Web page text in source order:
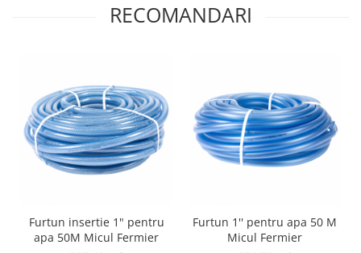
Pirostrii si accesorii pentru gatit
Prelungitoare & cabluri electrice
Becuri
Coliere plastic
Conectori/doze
Corpuri de iluminat
Lanterne
Lumina de crestere pentru plante
RECOMANDARI
Furtun insertie 1" pentru
apa 50M Micul Fermier
Furtun 1'' pentru apa 50 M
Micul Fermier